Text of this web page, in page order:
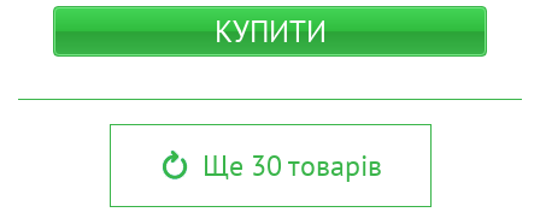
КУПИТИ
Ще 30 товарів